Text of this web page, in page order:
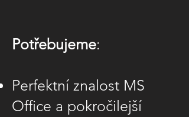
Potřebujeme:
Perfektní znalost MS
Office a pokročilejší